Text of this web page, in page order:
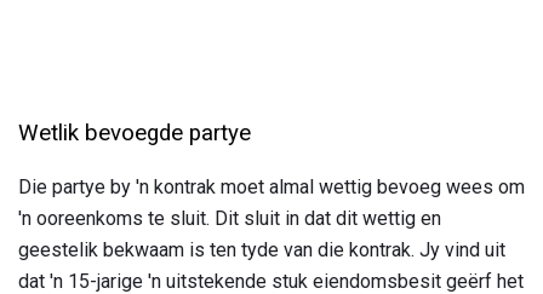
Wetlik bevoegde partye
Die partye by 'n kontrak moet almal wettig bevoeg wees om
'n ooreenkoms te sluit. Dit sluit in dat dit wettig en
geestelik bekwaam is ten tyde van die kontrak. Jy vind uit
dat 'n 15-jarige 'n uitstekende stuk eiendomsbesit geërf het